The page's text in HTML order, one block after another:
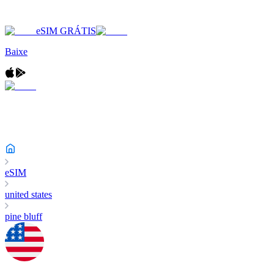
eSIM GRÁTIS
Baixe
eSIM
united states
pine bluff